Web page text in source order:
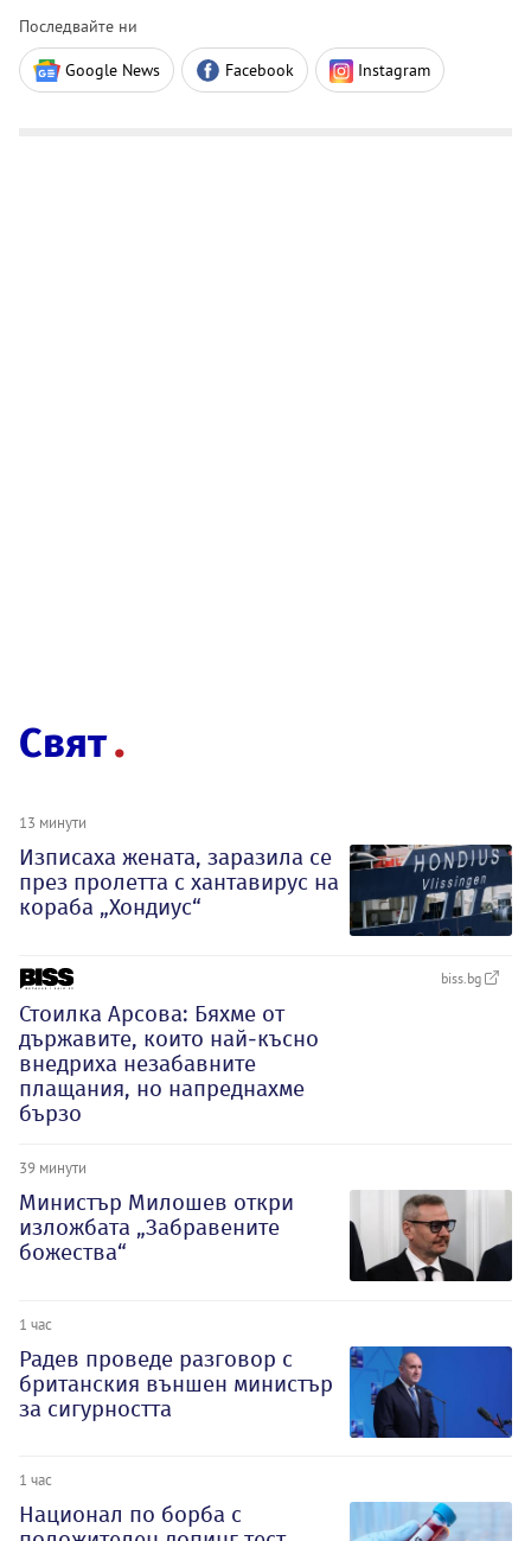
Последвайте ни
Google News Facebook Instagram
Свят
13 минути
Изписаха жената, заразила се
през пролетта с хантавирус на
кораба „Хондиус“
biss.bg
Стоилка Арсова: Бяхме от
държавите, които най-късно
внедриха незабавните
плащания, но напреднахме
бързо
39 минути
Министър Милошев откри
изложбата „Забравените
божества“
1 час
Радев проведе разговор с
британския външен министър
за сигурността
1 час
Национал по борба с